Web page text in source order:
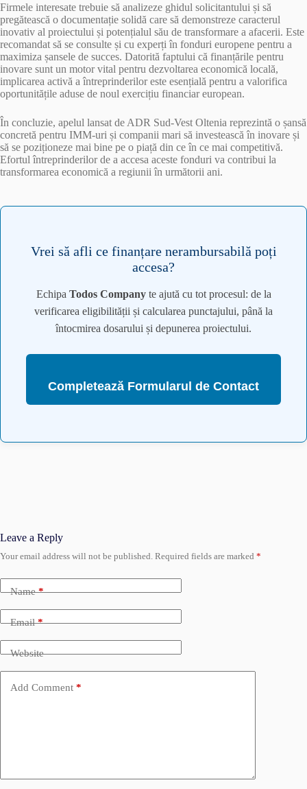
Firmele interesate trebuie să analizeze ghidul solicitantului și să
pregătească o documentație solidă care să demonstreze caracterul
inovativ al proiectului și potențialul său de transformare a afacerii. Este
recomandat să se consulte și cu experți în fonduri europene pentru a
maximiza șansele de succes. Datorită faptului că finanțările pentru
inovare sunt un motor vital pentru dezvoltarea economică locală,
implicarea activă a întreprinderilor este esențială pentru a valorifica
oportunitățile aduse de noul exercițiu financiar european.
În concluzie, apelul lansat de ADR Sud-Vest Oltenia reprezintă o șansă
concretă pentru IMM-uri și companii mari să investească în inovare și
să se poziționeze mai bine pe o piață din ce în ce mai competitivă.
Efortul întreprinderilor de a accesa aceste fonduri va contribui la
transformarea economică a regiunii în următorii ani.
Vrei să afli ce finanțare nerambursabilă poți
accesa?
Echipa Todos Companyte ajută cu tot procesul: de la
verificarea eligibilității și calcularea punctajului, până la
întocmirea dosarului și depunerea proiectului.
Completează Formularul de Contact
Leave a Reply
Your email address will not be published. Required fields are marked *
Name*
Email*
Website
Add Comment *